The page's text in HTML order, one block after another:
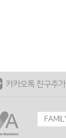
카카오톡 친구추가